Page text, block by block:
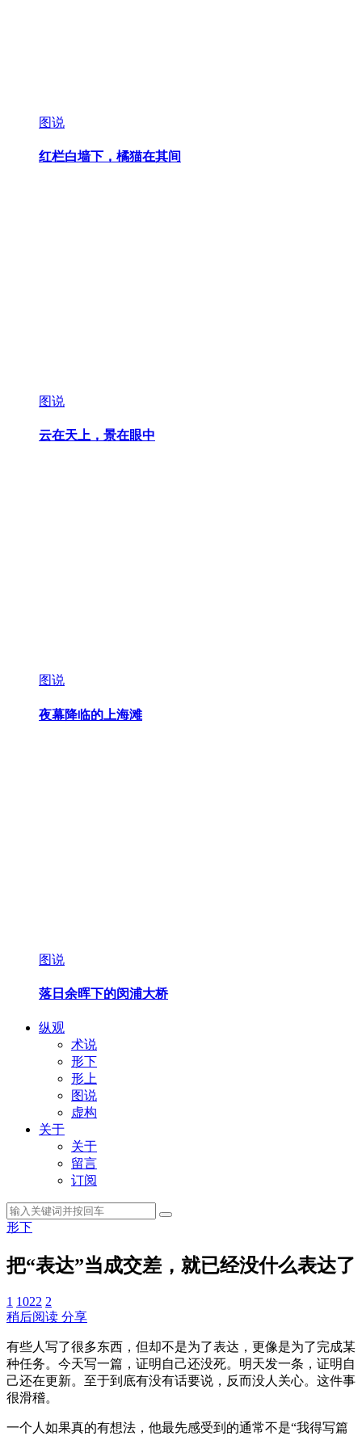
图说
红栏白墙下，橘猫在其间
图说
云在天上，景在眼中
图说
夜幕降临的上海滩
图说
落日余晖下的闵浦大桥
纵观
术说
形下
形上
图说
虚构
关于
关于
留言
订阅
形下
把“表达”当成交差，就已经没什么表达了
1 1022 2
稍后阅读 分享
有些人写了很多东西，但却不是为了表达，更像是为了完成某
种任务。今天写一篇，证明自己还没死。明天发一条，证明自
己还在更新。至于到底有没有话要说，反而没人关心。这件事
很滑稽。
一个人如果真的有想法，他最先感受到的通常不是“我得写篇